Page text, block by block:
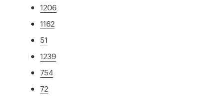
1206
1162
51
1239
754
72